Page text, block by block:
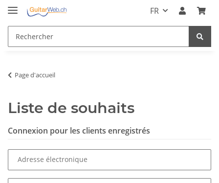
FR
Page d'accueil
Liste de souhaits
Connexion pour les clients enregistrés
Adresse électronique